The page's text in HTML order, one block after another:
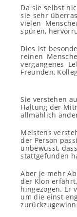
Da sie selbst
sie sehr
vielen
spüren,
Dies ist
reinen
vergangenes
Freunden,
Sie verstehen
Haltung der
allmählich
Meistens
der Person
unbewusst,
stattgefunden
Aber je mehr
der Klon
hingezogen. Er
um die einst